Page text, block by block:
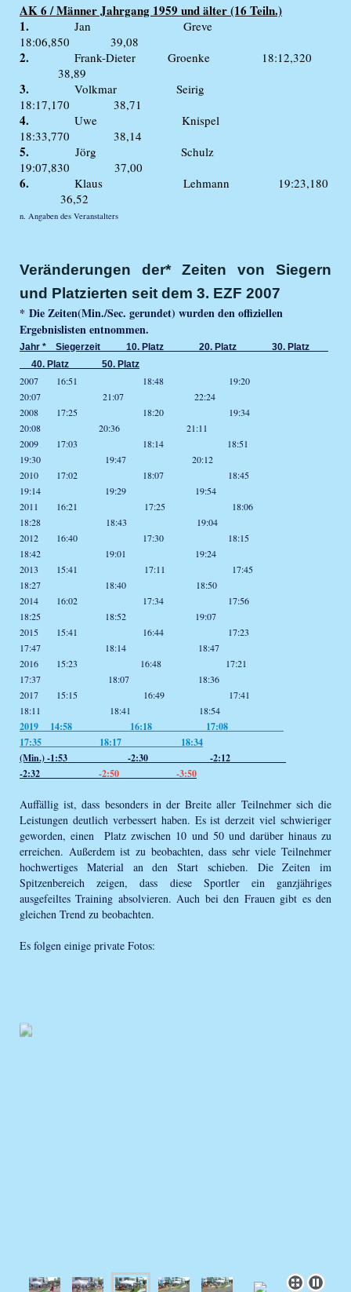
AK 6 / Männer Jahrgang 1959 und älter (16 Teiln.)
1.
Jan Greve
18:06,850 39,08
2.
Frank-Dieter Groenke 18:12,320
38,89
3.
Volkmar Seirig
18:17,170 38,71
4.
Uwe Knispel
18:33,770 38,14
5.
Jörg Schulz
19:07,830 37,00
6.
Klaus Lehmann 19:23,180
36,52
n. Angaben des Veranstalters
Veränderungen der* Zeiten von Siegern
und Platzierten seit dem 3. EZF 2007
* Die Zeiten(Min./Sec. gerundet) wurden den offiziellen
Ergebnislisten entnommen.
Jahr * Siegerzeit 10. Platz 20. Platz 30. Platz
40. Platz 50. Platz
2007 16:51 18:48 19:20
20:07 21:07 22:24
2008 17:25 18:20 19:34
20:08 20:36 21:11
2009 17:03 18:14 18:51
19:30 19:47 20:12
2010 17:02 18:07 18:45
19:14 19:29 19:54
2011 16:21 17:25 18:06
18:28 18:43 19:04
2012 16:40 17:30 18:15
18:42 19:01 19:24
2013 15:41 17:11 17:45
18:27 18:40 18:50
2014 16:02 17:34 17:56
18:25 18:52 19:07
2015 15:41 16:44 17:23
17:47 18:14 18:47
2016 15:23 16:48 17:21
17:37 18:07 18:36
2017 15:15 16:49 17:41
18:11 18:41 18:54
2019 14:58 16:18 17:08
17:35 18:17 18:34
(Min.) -1:53 -2:30 -2:12
-2:32 -2:50 -3:50
Auffällig ist, dass besonders in der Breite aller Teilnehmer sich die
Leistungen deutlich verbessert haben. Es ist derzeit viel schwieriger
geworden, einen Platz zwischen 10 und 50 und darüber hinaus zu
erreichen. Außerdem ist zu beobachten, dass sehr viele Teilnehmer
hochwertiges Material an den Start schieben. Die Zeiten im
Spitzenbereich zeigen, dass diese Sportler ein ganzjähriges
ausgefeiltes Training absolvieren. Auch bei den Frauen gibt es den
gleichen Trend zu beobachten.
Es folgen einige private Fotos: